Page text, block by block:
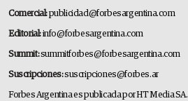
Comercial:publicidad@forbesargentina.com
Editorial:info@forbesargentina.com
Summit:summitforbes@forbesargentina.com
Suscripciones:suscripciones@forbes.ar
Forbes Argentina es publicada por HT Media SA.